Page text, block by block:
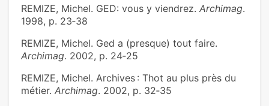
REMIZE, Michel. GED: vous y viendrez. Archimag.
1998, p. 23‑38
REMIZE, Michel. Ged a (presque) tout faire.
Archimag. 2002, p. 24‑25
REMIZE, Michel. Archives : Thot au plus près du
métier. Archimag. 2002, p. 32‑35